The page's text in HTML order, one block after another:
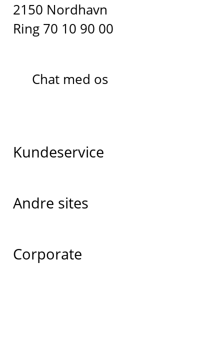
2150 Nordhavn
Ring 70 10 90 00
Chat med os
Kundeservice
Andre sites
Corporate